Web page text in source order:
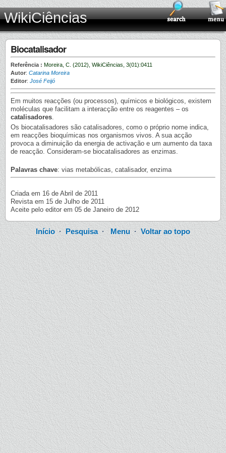
WikiCiências
Biocatalisador
Referência : Moreira, C. (2012), WikiCiências, 3(01):0411
Autor: Catarina Moreira
Editor: José Feijó
Em muitos reacções (ou processos), químicos e biológicos, existem
moléculas que facilitam a interacção entre os reagentes – os
catalisadores
Os biocatalisadores são catalisadores, como o próprio nome indica,
em reacções bioquímicas nos organismos vivos. A sua acção
provoca a diminuição da energia de activação e um aumento da taxa
de reacção. Consideram-se biocatalisadores as enzimas.
Palavras chave: vias metabólicas, catalisador, enzima
Criada em 16 de Abril de 2011
Revista em 15 de Julho de 2011
Aceite pelo editor em 05 de Janeiro de 2012
Início· Pesquisa· Menu · Voltar ao topo